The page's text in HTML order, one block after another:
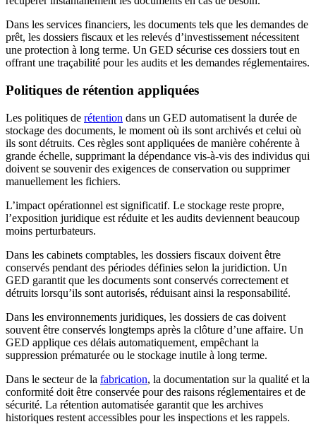
Dans les services financiers, les documents tels que les demandes de
prêt, les dossiers fiscaux et les relevés d’investissement nécessitent
une protection à long terme. Un GED sécurise ces dossiers tout en
offrant une traçabilité pour les audits et les demandes réglementaires.
Politiques de rétention appliquées
Les politiques de rétention dans un GED automatisent la durée de
stockage des documents, le moment où ils sont archivés et celui où
ils sont détruits. Ces règles sont appliquées de manière cohérente à
grande échelle, supprimant la dépendance vis-à-vis des individus qui
doivent se souvenir des exigences de conservation ou supprimer
manuellement les fichiers.
L’impact opérationnel est significatif. Le stockage reste propre,
l’exposition juridique est réduite et les audits deviennent beaucoup
moins perturbateurs.
Dans les cabinets comptables, les dossiers fiscaux doivent être
conservés pendant des périodes définies selon la juridiction. Un
GED garantit que les documents sont conservés correctement et
détruits lorsqu’ils sont autorisés, réduisant ainsi la responsabilité.
Dans les environnements juridiques, les dossiers de cas doivent
souvent être conservés longtemps après la clôture d’une affaire. Un
GED applique ces délais automatiquement, empêchant la
suppression prématurée ou le stockage inutile à long terme.
Dans le secteur de la fabrication, la documentation sur la qualité et la
conformité doit être conservée pour des raisons réglementaires et de
sécurité. La rétention automatisée garantit que les archives
historiques restent accessibles pour les inspections et les rappels.